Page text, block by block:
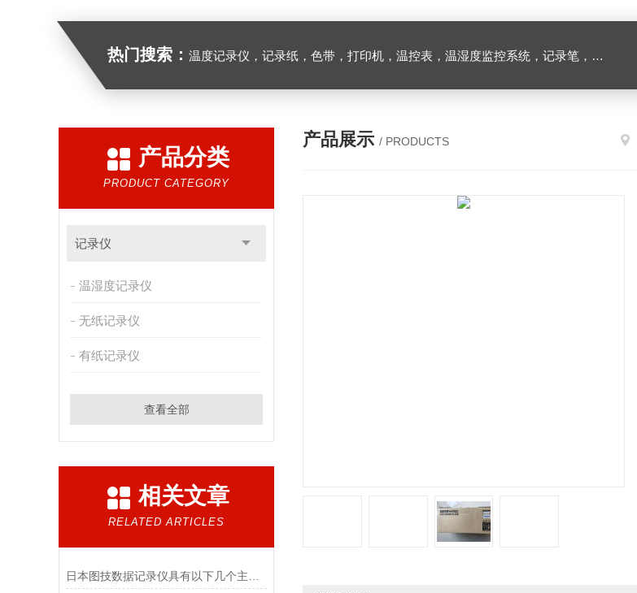
热门搜索： 温度记录仪，记录纸，色带，打印机，温控表，温湿度监控系统，记录笔，燃烧器
产品分类
PRODUCT CATEGORY
记录仪
温湿度记录仪
无纸记录仪
有纸记录仪
查看全部
相关文章
RELATED ARTICLES
产品展示 / PRODUCTS